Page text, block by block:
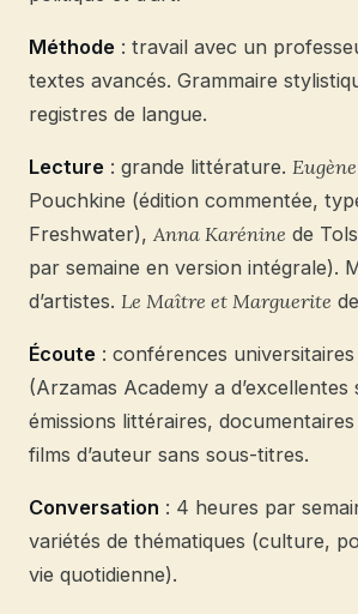
Méthode : travail avec un
textes avancés. Grammaire
registres de langue.
Lecture : grande littérature.
Pouchkine (édition commentée,
Freshwater), Anna Karénine de
par semaine en version intégrale).
d’artistes. Le Maître et Marguerite
Écoute : conférences
(Arzamas Academy a
émissions littéraires,
films d’auteur sans sous-titres.
Conversation : 4 heures par
variétés de thématiques (culture,
vie quotidienne).